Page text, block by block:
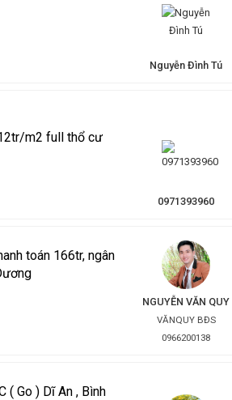
Nguyễn Đình Tú
m2 full thổ cư
0971393960
toán 166tr, ngân
NGUYỄN VĂN QUY
VĂNQUY BĐS
0966200138
( Go ) Dĩ An , Bình